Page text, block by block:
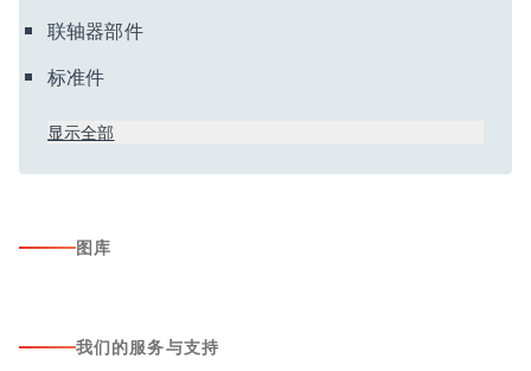
联轴器部件
标准件
显示全部
图库
我们的服务与支持